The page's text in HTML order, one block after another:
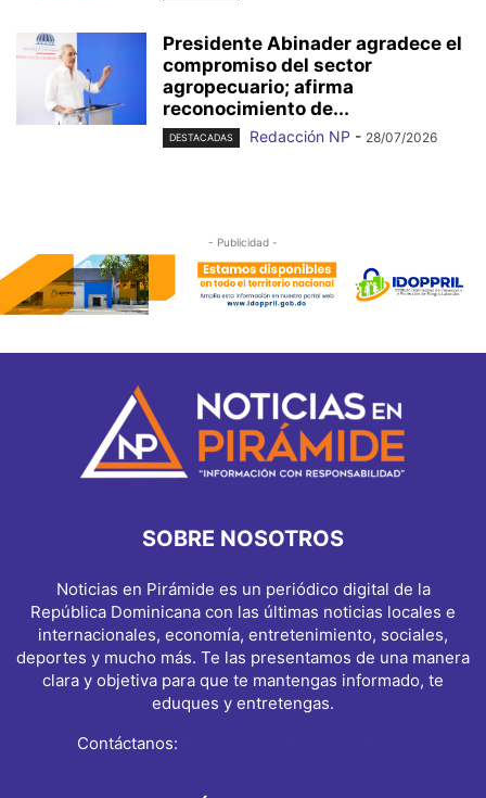
Presidente Abinader agradece el
compromiso del sector
agropecuario; afirma
reconocimiento de...
DESTACADAS Redacción NP - 28/07/2026
- Publicidad -
SOBRE NOSOTROS
Noticias en Pirámide es un periódico digital de la
República Dominicana con las últimas noticias locales e
internacionales, economía, entretenimiento, sociales,
deportes y mucho más. Te las presentamos de una manera
clara y objetiva para que te mantengas informado, te
eduques y entretengas.
Contáctanos: